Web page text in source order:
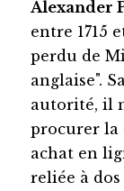
Alexander
entre 1715
perdu de
anglaise".
autorité, il
procurer la
achat en
reliée à